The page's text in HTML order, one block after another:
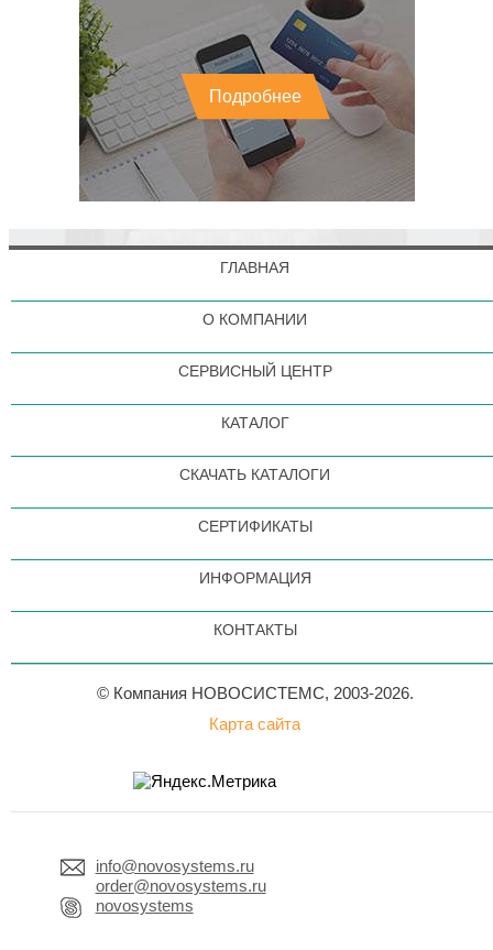
Подробнее
ГЛАВНАЯ
О КОМПАНИИ
СЕРВИСНЫЙ ЦЕНТР
КАТАЛОГ
СКАЧАТЬ КАТАЛОГИ
СЕРТИФИКАТЫ
ИНФОРМАЦИЯ
КОНТАКТЫ
© Компания НОВОСИСТЕМС, 2003-2026.
Карта сайта
info@novosystems.ru
order@novosystems.ru
novosystems